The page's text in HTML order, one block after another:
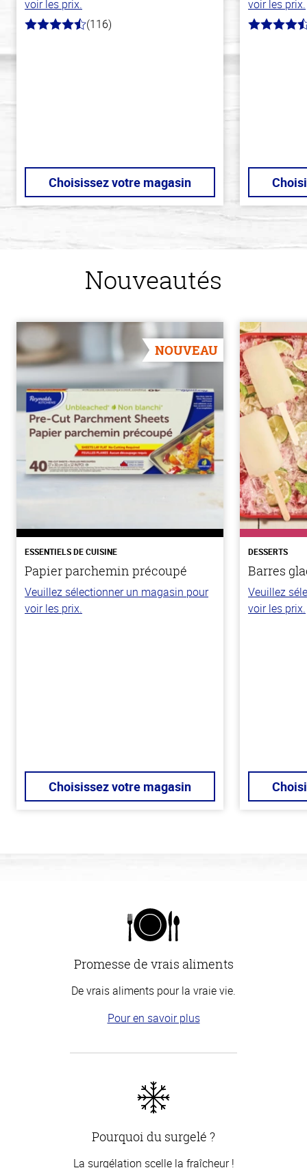
voir les prix.
4.2
(116)
Choisissez votre magasin
voir les prix.
4.3
Nouveautés
NOUVEAU
ESSENTIELS DE CUISINE
Papier parchemin précoupé
Veuillez sélectionner un magasin pour
voir les prix.
Choisissez votre magasin
DESSERTS
Barres
Veuillez
voir les prix.
Promesse de vrais aliments
De vrais aliments pour la vraie vie.
Pour en savoir plus
Pourquoi du surgelé ?
La surgélation scelle la fraîcheur !